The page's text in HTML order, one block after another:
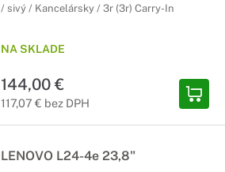
/ sivý / Kancelársky / 3r (3r) Carry-In
NA SKLADE
144,00 €
117,07 € bez DPH
LENOVO L24-4e 23,8"